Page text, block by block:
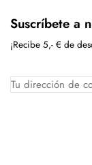
Suscríbete a
¡Recibe 5,- € de